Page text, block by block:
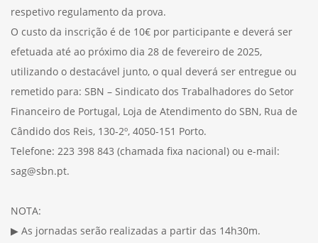
respetivo regulamento da prova.
O custo da inscrição é de 10€ por participante e deverá ser
efetuada até ao próximo dia 28 de fevereiro de 2025,
utilizando o destacável junto, o qual deverá ser entregue ou
remetido para: SBN – Sindicato dos Trabalhadores do Setor
Financeiro de Portugal, Loja de Atendimento do SBN, Rua de
Cândido dos Reis, 130-2º, 4050-151 Porto.
Telefone: 223 398 843 (chamada fixa nacional) ou e-mail:
sag@sbn.pt.
NOTA:
▶ As jornadas serão realizadas a partir das 14h30m.